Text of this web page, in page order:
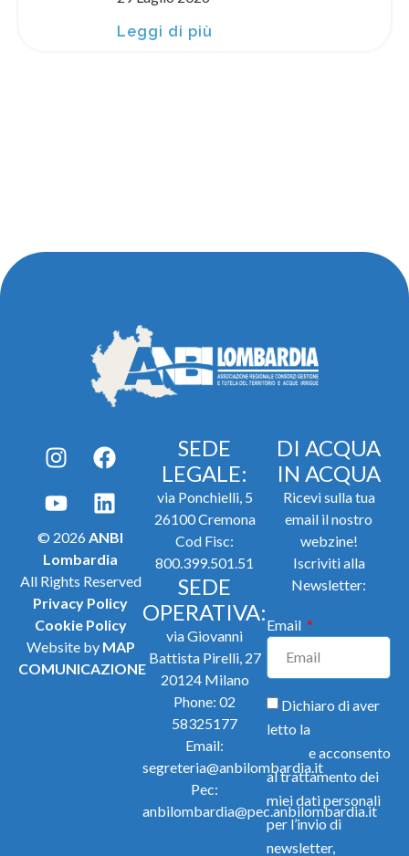
Leggi di più
© 2026 ANBI
Lombardia
All Rights Reserved
Privacy Policy
Cookie Policy
Website by MAP
COMUNICAZIONE
SEDE
LEGALE:
via Ponchielli, 5
26100 Cremona
Cod Fisc:
800.399.501.51
SEDE
OPERATIVA:
via Giovanni
Battista Pirelli, 27
20124 Milano
Phone: 02
58325177
Email:
segreteria@anbilombardia.it
Pec:
anbilombardia@pec.anbilombardia.it
DI ACQUA
IN ACQUA
Ricevi sulla tua
email il nostro
webzine!
Iscriviti alla
Newsletter:
Email
Dichiaro di aver
letto la
e acconsento
al trattamento dei
miei dati personali
per l’invio di
newsletter,